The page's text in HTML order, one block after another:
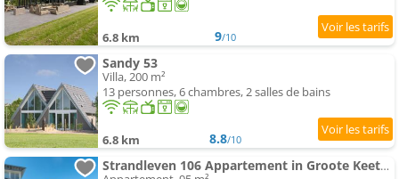
6.8 km 9/10
Sandy 53
Villa, 200 m²
13 personnes, 6 chambres, 2 salles de bains
6.8 km 8.8/10
Strandleven 106 Appartement in Groote Keeten